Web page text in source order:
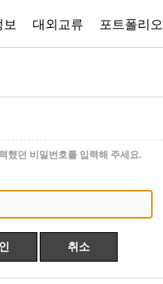
보 대외교류 포트폴리오
했던 비밀번호를 입력해 주세요.